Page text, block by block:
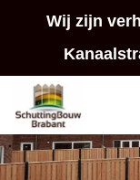
Wij zijn